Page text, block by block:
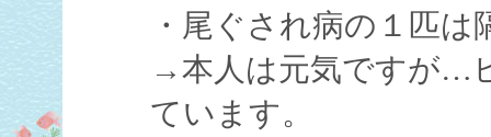
・尾ぐされ病の１匹
→本人は元気ですが…
ています。